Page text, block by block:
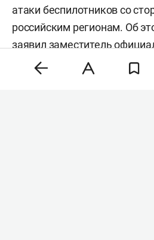
атаки беспилотников со
российским регионам. Об
заявил заместитель
представителя главы